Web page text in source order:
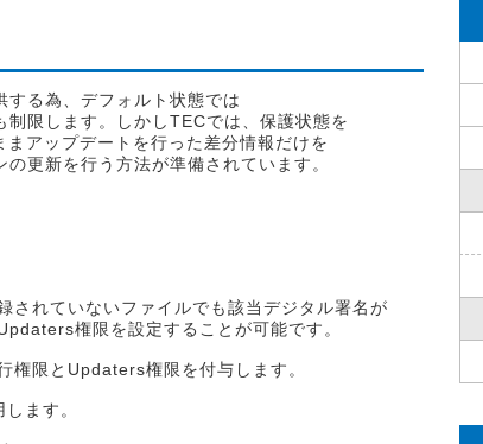
る為、デフォルト状態では
限します。しかしTECでは、保護状態を
アップデートを行った差分情報だけを
更新を行う方法が準備されています。
されていないファイルでも該当デジタル署名が
権限を設定することが可能です。
限とUpdaters権限を付与します。
ます。